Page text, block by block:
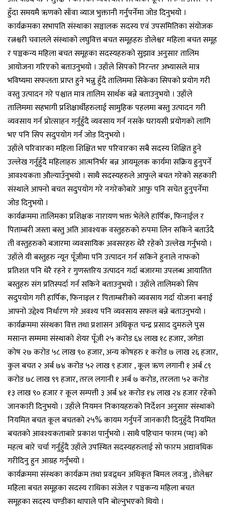
हुँदा समयमै ऋणको साँवा व्याज भुक्तानी गर्नुपर्नेमा जोड दिनुभयो ।
कार्यक्रमका सभापति संस्थाका सञ्चालक सदस्य एवं उपसमितिका संयोजक
रत्नश्वरी चवालले संस्थाको लघुवित्त बचत समूहहरु डोलेश्वर महिला बचत समूह
र पञ्चकन्य महिला बचत समूहका सदस्यहरुको सुझाव अनुसार तालिम
आयोजना गरिएको बताउनुभयो । उहाँले सिपको निरन्तर अभ्यासले मात्र
भविष्यमा सफलता प्राप्त हुने भन्नु हुँदै तालिममा सिकेका सिपको प्रयोग गरी
वस्तु उत्पादन गरे पश्चात मात्र तालिम सार्थक बन्ने बताउनुभयो । उहाँले
तालिममा सहभागी प्रशिक्षार्थीहरुलाई सामुहिक पहलमा बस्तु उत्पादन गरी
व्यवसाय गर्न प्रोत्साहन गर्नुहुँदै व्यवसाय गर्न नसके घरायसी प्रयोगको लागि
भए पनि सिप सदुपयोग गर्न जोड दिनुभयो ।
उहाँले परिवारका महिला शिक्षित भए परिवारका सबै सदस्य शिक्षित हुने
उल्लेख गर्नुहुँदै महिलाहरु आत्मनिर्भर बन्न आयमूलक कार्यमा सक्रिय हुनुपर्ने
आवश्यकता औल्याउँनुभयो । साथै सदस्यहरुले आफुले बचत गरेको सहकारी
संस्थाले आफ्नो बचत सदुपयोग गरे नगरेकोबारे आफु पनि सचेत हुनुपर्नेमा
जोड दिनुभयो ।
कार्यक्रममा तालिमका प्रशिक्षक नारायण भक्त भेलेले हार्पिक, फिनाईल र
पिताम्बरी जस्ता बस्तु अति आवश्यक वस्तुहरुको रुपमा लिन सकिने बताउँदै
ती वस्तुहरुको बजारमा व्यवसायिक अवसरहरु धेरै रहेको उल्लेख गर्नुभयो ।
उहाँले यी बस्तुहरु न्यून पूँजीमा पनि उत्पादन गर्न सकिने हुनाले नाफको
प्रतिशत पनि धेरै रहने र गुणस्तरिय उत्पादन गर्दा बजारमा उपलब्ध आयातित
बस्तुहरु संग प्रतिस्पर्दा गर्न सकिने बताउनुभयो । उहाँले तालिमको सिप
सदुपयोग गरी हार्पिक, फिनाइल र पिताम्बरीको व्यवसाय गर्दा योजना बनाई
आफ्नो उद्देश्य निर्धारण गरे अवश्य पनि व्यवसाय सफल बन्ने बताउनुभयो ।
कार्यक्रममा संस्थका वित्त तथा प्रशासन अधिकृत चन्द्र प्रसाद दुमरुले पुस
मसान्त सम्ममा संस्थाको शेयर पूँजी २५ करोड ६४ लाख १८ हजार, जगेडा
कोष २७ करोड ५८ लाख ९० हजार, अन्य कोषहरु १ करोड ७ लाख २६ हजार,
कुल बचत २ अर्ब ७४ करोड ५२ लाख ९ हजार , कूल ऋण लगानी १ अर्ब ८९
करोड ७८ लाख ९९ हजार, तरल लगानी १ अर्ब ७ करोड, तरलता ५२ करोड
१३ लाख ९० हजार र कूल सम्पत्ती ३ अर्ब ४१ करोड १४ लाख २४ हजार रहेको
जानकारी दिनुभयो । उहाँले नियमन निकायहरुको निर्देशन अनुसार संस्थाको
नियमित बचत कूल बचतको २५% कायम गर्नुपर्ने जानकारी दिनुहुँदै नियमित
बचतको आवश्यकताबारे प्रकाश पार्नुभयो । साथै पहिचान फारम (प्थ्ः) को
महत्व बारे चर्चा गर्नुहुँदै उहाँले उपस्थित सदस्यहरुलाई सो फारम अद्यावधिक
गरीदिनु हुन आग्रह गर्नुभयो ।
कार्यक्रममा संस्थका कार्यक्रम तथा प्रवद्र्धन अधिकृत बिमल लवजु , डोलेश्वर
महिला बचत समूहका सदस्य राधिका संजेल र पञ्चकन्य महिला बचत
समूहका सदस्य चण्डीका थापाले पनि बोल्नुभएको थियो ।